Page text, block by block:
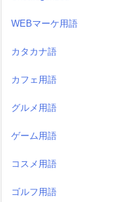
WEBマーケ用語
カタカナ語
カフェ用語
グルメ用語
ゲーム用語
コスメ用語
ゴルフ用語